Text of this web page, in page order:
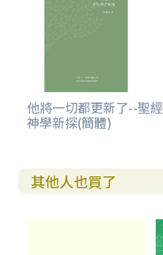
他將一切都更新了--聖經
神學新探(簡體)
其他人也買了